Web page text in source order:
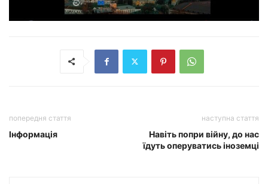
попередня стаття
Інформація
наступна стаття
Навіть попри війну, до нас
їдуть оперуватись іноземці